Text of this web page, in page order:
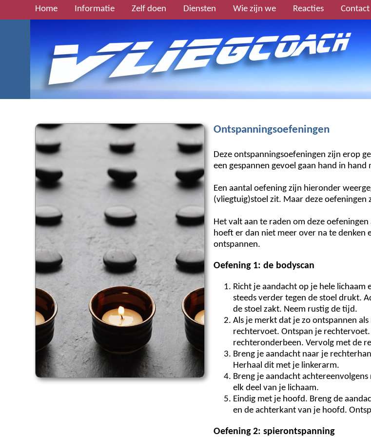
Home Informatie Zelf doen Diensten Wie zijn we Reacties Contact
Ontspanningsoefeningen
Deze ontspanningsoefeningen zijn erop
een gespannen gevoel gaan hand in
Een aantal oefening zijn hieronder
(vliegtuig)stoel zit. Maar deze
Het valt aan te raden om deze
hoeft er dan niet meer over na te denken
ontspannen.
Oefening 1: de bodyscan
Richt je aandacht op je hele lichaam
steeds verder tegen de stoel drukt.
de stoel zakt. Neem rustig de tijd.
Als je merkt dat je zo ontspannen
rechtervoet. Ontspan je
rechteronderbeen. Vervolg met de
Breng je aandacht naar je
Herhaal dit met je linkerarm.
Breng je aandacht
elk deel van je lichaam.
Eindig met je hoofd. Breng de
en de achterkant van je hoofd.
Oefening 2: spierontspanning